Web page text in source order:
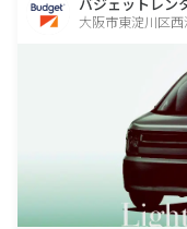
大阪市東淀川区西